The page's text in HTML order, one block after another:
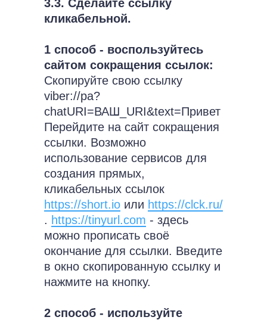
3.3. Сделайте ссылку
кликабельной.
1 способ - воспользуйтесь
сайтом сокращения ссылок:
Скопируйте свою ссылку
viber://pa?
chatURI=ВАШ_URI&text=Привет
Перейдите на сайт сокращения
ссылки. Возможно
использование сервисов для
создания прямых,
кликабельных ссылок
https://short.io или https://clck.ru/
. https://tinyurl.com - здесь
можно прописать своё
окончание для ссылки. Введите
в окно скопированную ссылку и
нажмите на кнопку.
2 способ - используйте